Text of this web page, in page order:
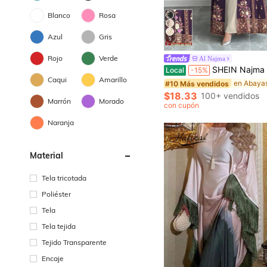
Blanco Rosa
Azul Gris
Rojo Verde
Caqui Amarillo
Marrón Morado
Naranja
Material
Tela tricotada
Poliéster
Tela
Tela tejida
Tejido Transparente
Encaje
5
Al Najma
Local -15% SHEIN Najma Chaqueta larga tipo abaya de mujer con estampado digital geométrico de
#10 Más vendidos en
$18.33 100+ vendidos
con cupón